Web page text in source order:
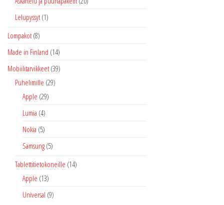
Lelupyssyt (1)
Lompakot (8)
Made in Finland (14)
Mobiilitarvikkeet (39)
Puhelimille (29)
Apple (29)
Lumia (4)
Nokia (5)
Samsung (5)
Tablettitietokoneille (14)
Apple (13)
Universal (9)